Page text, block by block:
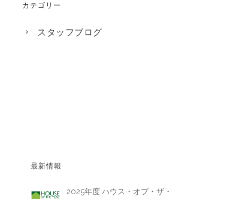
カテゴリー
スタッフブログ
最新情報
2025年度 ハウス・オブ・ザ・